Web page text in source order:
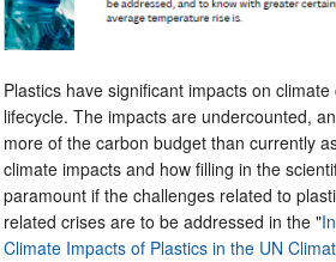
Plastics have significant impacts on
lifecycle. The impacts are undercounted,
more of the carbon budget than currently
climate impacts and how filling in the
paramount if the challenges related to
related crises are to be addressed in the "
Climate Impacts of Plastics in the UN